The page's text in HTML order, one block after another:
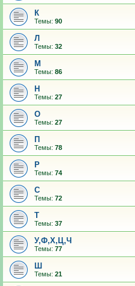
К
Темы: 90
Л
Темы: 32
М
Темы: 86
Н
Темы: 27
О
Темы: 27
П
Темы: 78
Р
Темы: 74
С
Темы: 72
Т
Темы: 37
У,Ф,Х,Ц,Ч
Темы: 77
Ш
Темы: 21